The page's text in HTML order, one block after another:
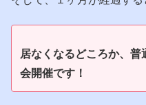
居なくなるどころか、
会開催です！